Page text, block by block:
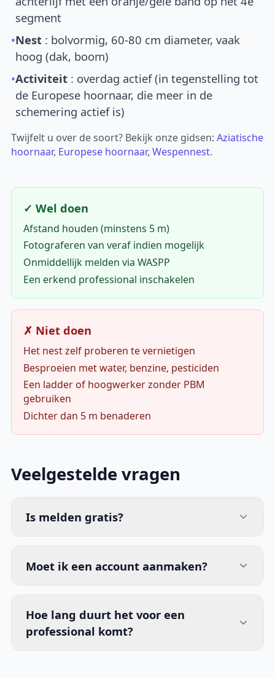
segment
•Nest : bolvormig, 60-80 cm diameter, vaak
hoog (dak, boom)
•Activiteit : overdag actief (in tegenstelling tot
de Europese hoornaar, die meer in de
schemering actief is)
Twijfelt u over de soort? Bekijk onze gidsen:Aziatische
hoornaar, Europese hoornaar,Wespennest.
✓ Wel doen
Afstand houden (minstens 5 m)
Fotograferen van veraf indien mogelijk
Onmiddellijk melden via WASPP
Een erkend professional inschakelen
✗ Niet doen
Het nest zelf proberen te vernietigen
Besproeien met water, benzine, pesticiden
Een ladder of hoogwerker zonder PBM
gebruiken
Dichter dan 5 m benaderen
Veelgestelde vragen
Is melden gratis?
Moet ik een account aanmaken?
Hoe lang duurt het voor een
professional komt?